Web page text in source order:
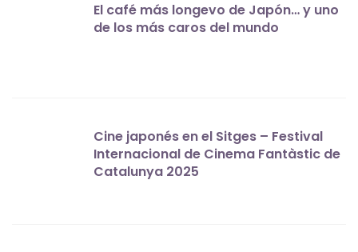
El café más longevo de Japón… y uno
de los más caros del mundo
Cine japonés en el Sitges – Festival
Internacional de Cinema Fantàstic de
Catalunya 2025